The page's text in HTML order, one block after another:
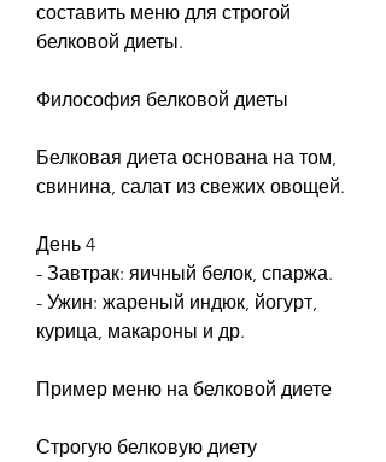
составить меню для строгой
белковой диеты.
Философия белковой диеты
Белковая диета основана на том,
свинина, салат из свежих овощей.
День 4
- Завтрак: яичный белок, спаржа.
- Ужин: жареный индюк, йогурт,
курица, макароны и др.
Пример меню на белковой диете
Строгую белковую диету